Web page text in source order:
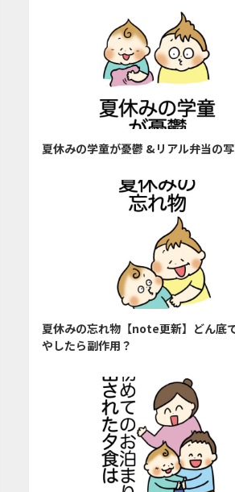
夏休みの学童が憂鬱 &リアル弁当の
夏休みの忘れ物【note更新】どん底
やしたら副作用？